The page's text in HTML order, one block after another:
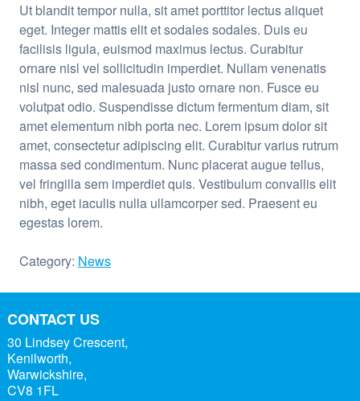
Ut blandit tempor nulla, sit amet porttitor lectus aliquet
eget. Integer mattis elit et sodales sodales. Duis eu
facilisis ligula, euismod maximus lectus. Curabitur
ornare nisl vel sollicitudin imperdiet. Nullam venenatis
nisl nunc, sed malesuada justo ornare non. Fusce eu
volutpat odio. Suspendisse dictum fermentum diam, sit
amet elementum nibh porta nec. Lorem ipsum dolor sit
amet, consectetur adipiscing elit. Curabitur varius rutrum
massa sed condimentum. Nunc placerat augue tellus,
vel fringilla sem imperdiet quis. Vestibulum convallis elit
nibh, eget iaculis nulla ullamcorper sed. Praesent eu
egestas lorem.
Category: News
CONTACT US
30 Lindsey Crescent,
Kenilworth,
Warwickshire,
CV8 1FL